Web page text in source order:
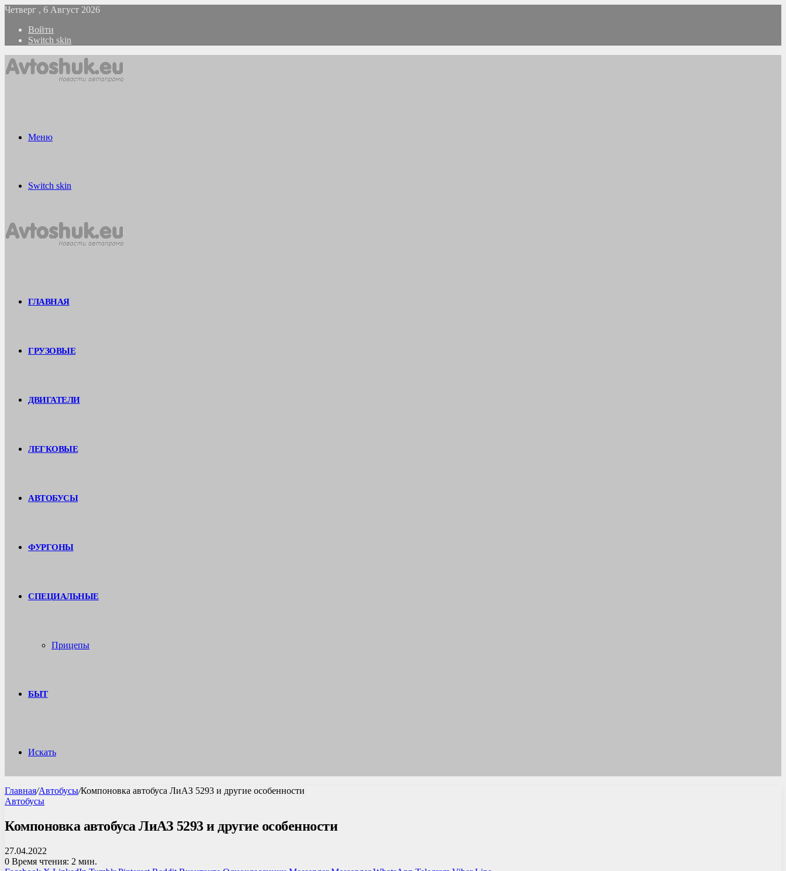
Четверг , 6 Август 2026
Войти
Switch skin
Меню
Switch skin
ГЛАВНАЯ
ГРУЗОВЫЕ
ДВИГАТЕЛИ
ЛЕГКОВЫЕ
АВТОБУСЫ
ФУРГОНЫ
СПЕЦИАЛЬНЫЕ
Прицепы
БЫТ
Искать
Главная/Автобусы/Компоновка автобуса ЛиАЗ 5293 и другие особенности
Автобусы
Компоновка автобуса ЛиАЗ 5293 и другие особенности
27.04.2022
0 Время чтения: 2 мин.